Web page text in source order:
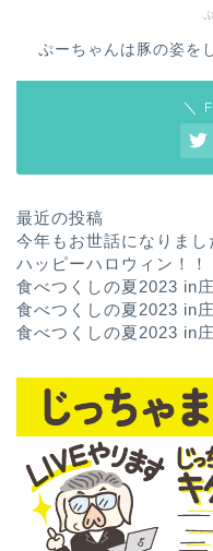
ぷーちゃんは豚の姿を
＼
最近の投稿
今年もお世話になりまし
ハッピーハロウィン！！
食べつくしの夏2023 in
食べつくしの夏2023 in
食べつくしの夏2023 in